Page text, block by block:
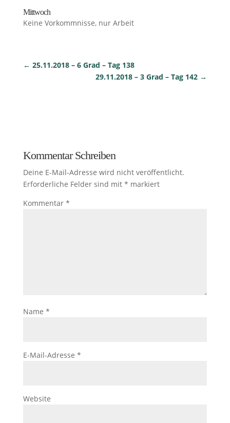
Mittwoch
Keine Vorkommnisse, nur Arbeit
← 25.11.2018 – 6 Grad – Tag 138
29.11.2018 – 3 Grad – Tag 142 →
Kommentar Schreiben
Deine E-Mail-Adresse wird nicht veröffentlicht.
Erforderliche Felder sind mit * markiert
Kommentar *
Name *
E-Mail-Adresse *
Website